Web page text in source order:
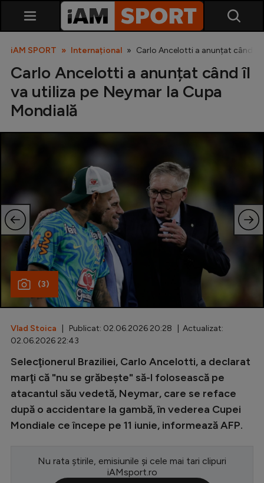
SuperLiga
Liga 2
Cupa României
Echipa Națională
U21
Fotbal feminin
Special
Diverse
Inedit
Champions League
Europa League
Conference League
CM 2026
iAM SPORT Internațional Carlo Ancelotti a anunțat când îl
Carlo Ancelotti a anunțat când îl
va utiliza pe Neymar la Cupa
Mondială
(3)
Vlad Stoica | Publicat: 02.06.2026 20:28 | Actualizat:
02.06.2026 22:43
Selecţionerul Braziliei, Carlo Ancelotti, a declarat
marţi că "nu se grăbeşte" să-l folosească pe
atacantul său vedetă, Neymar, care se reface
după o accidentare la gambă, în vederea Cupei
Mondiale ce începe pe 11 iunie, informează AFP.
Nu rata știrile, emisiunile și cele mai tari clipuri
iAMsport.ro